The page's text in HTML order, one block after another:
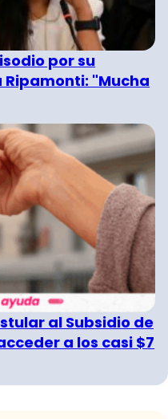
por su
"Mucha
al Subsidio de
a los casi $7